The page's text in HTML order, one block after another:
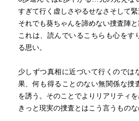
すぎて行く虚しさやるせなさそして緊
それでも葵ちゃんを諦めない捜査陣と
これは、読んでいるこちらも心をす
る思い。
少しずつ真相に近づいて行くのでは
果、何も得ることのない無関係な捜
を誘う。そのことでよりリアリティを
きっと現実の捜査とはこう言うものな